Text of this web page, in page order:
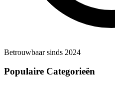
Betrouwbaar sinds 2024
Populaire Categorieën